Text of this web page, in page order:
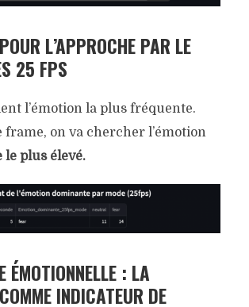
L’APPROCHE PAR LE
25 FPS
l’émotion la plus fréquente.
frame, on va chercher l’émotion
le plus élevé.
ÉMOTIONNELLE : LA
COMME INDICATEUR DE